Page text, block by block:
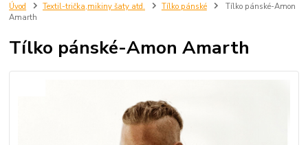
Úvod Textil-trička,mikiny šaty atd. Tílko pánské
Tílko pánské-Amon
Amarth
Tílko pánské-Amon Amarth